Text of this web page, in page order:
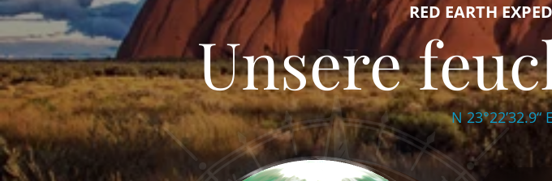
RED EARTH
Unsere
N 23°22’32.9“